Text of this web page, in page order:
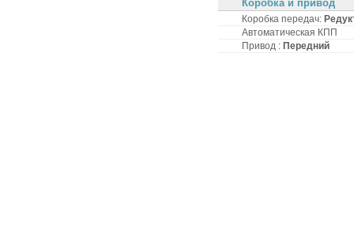
Коробка и привод
Коробка передач:
Автоматическая КПП
Привод : Передний